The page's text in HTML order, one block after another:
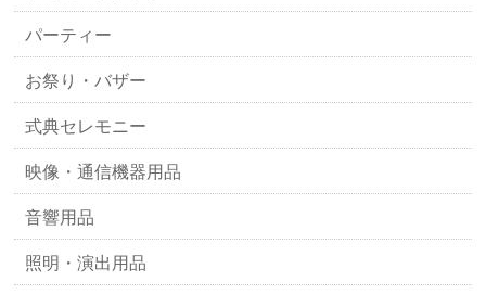
パーティー
お祭り・バザー
式典セレモニー
映像・通信機器用品
音響用品
照明・演出用品